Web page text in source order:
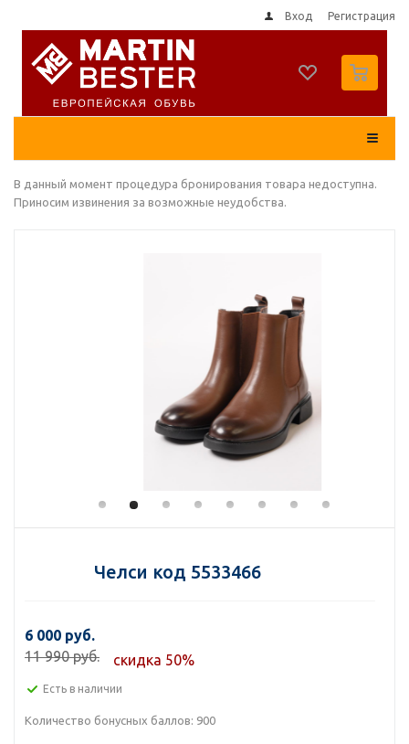
Вход Регистрация
В данный момент процедура бронирования товара недоступна.
Приносим извинения за возможные неудобства.
Челси код 5533466
6 000 руб.
11 990 руб.
скидка 50%
Есть в наличии
Количество бонусных баллов: 900